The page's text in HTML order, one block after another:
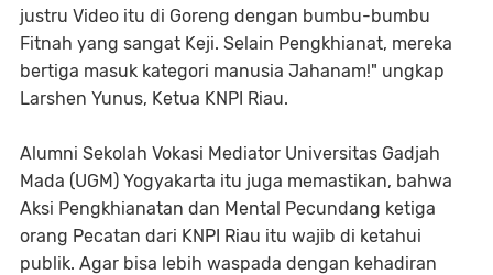
justru Video itu di Goreng dengan bumbu-bumbu
Fitnah yang sangat Keji. Selain Pengkhianat, mereka
bertiga masuk kategori manusia Jahanam!" ungkap
Larshen Yunus, Ketua KNPI Riau.
Alumni Sekolah Vokasi Mediator Universitas Gadjah
Mada (UGM) Yogyakarta itu juga memastikan, bahwa
Aksi Pengkhianatan dan Mental Pecundang ketiga
orang Pecatan dari KNPI Riau itu wajib di ketahui
publik. Agar bisa lebih waspada dengan kehadiran